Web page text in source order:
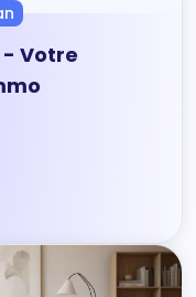
- Votre